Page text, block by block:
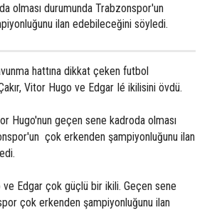
olması durumunda Trabzonspor'un
ilan edebileceğini söyledi.
hattına dikkat çeken futbol
Vitor Hugo ve Edgar Ié ikilisini övdü.
Hugo'nun geçen sene kadroda olması
çok erkenden şampiyonluğunu ilan
ve Edgar çok güçlü bir ikili. Geçen sene
çok erkenden şampiyonluğunu ilan